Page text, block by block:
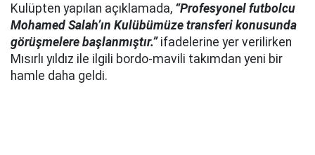
Kulüpten yapılan açıklamada, “Profesyonel futbolcu
Mohamed Salah’ın Kulübümüze transferi konusunda
görüşmelere başlanmıştır.”ifadelerine yer verilirken
Mısırlı yıldız ile ilgili bordo-mavili takımdan yeni bir
hamle daha geldi.